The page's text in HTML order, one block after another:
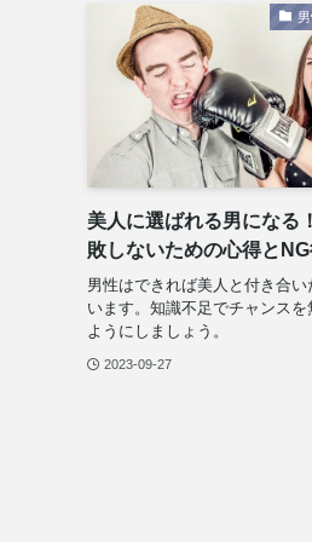
美人に選ばれる男になる
敗しないための心得と
男性はできれば美人と付き合い
います。知識不足でチャンス
ようにしましょう。
2023-09-27